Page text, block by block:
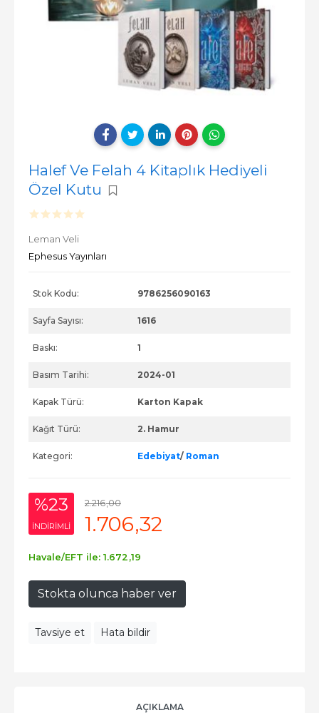
Halef Ve Felah 4 Kitaplık Hediyeli
Özel Kutu
Leman Veli
Ephesus Yayınları
Stok Kodu: 9786256090163
Sayfa Sayısı: 1616
Baskı: 1
Basım Tarihi: 2024-01
Kapak Türü: Karton Kapak
Kağıt Türü: 2. Hamur
Kategori: Edebiyat/ Roman
%23
INDIRIMLI
2.216,00
1.706,32
Havale/EFT ile: 1.672 ,19
Stokta olunca haber ver
Tavsiye et Hata bildir
AÇIKLAMA